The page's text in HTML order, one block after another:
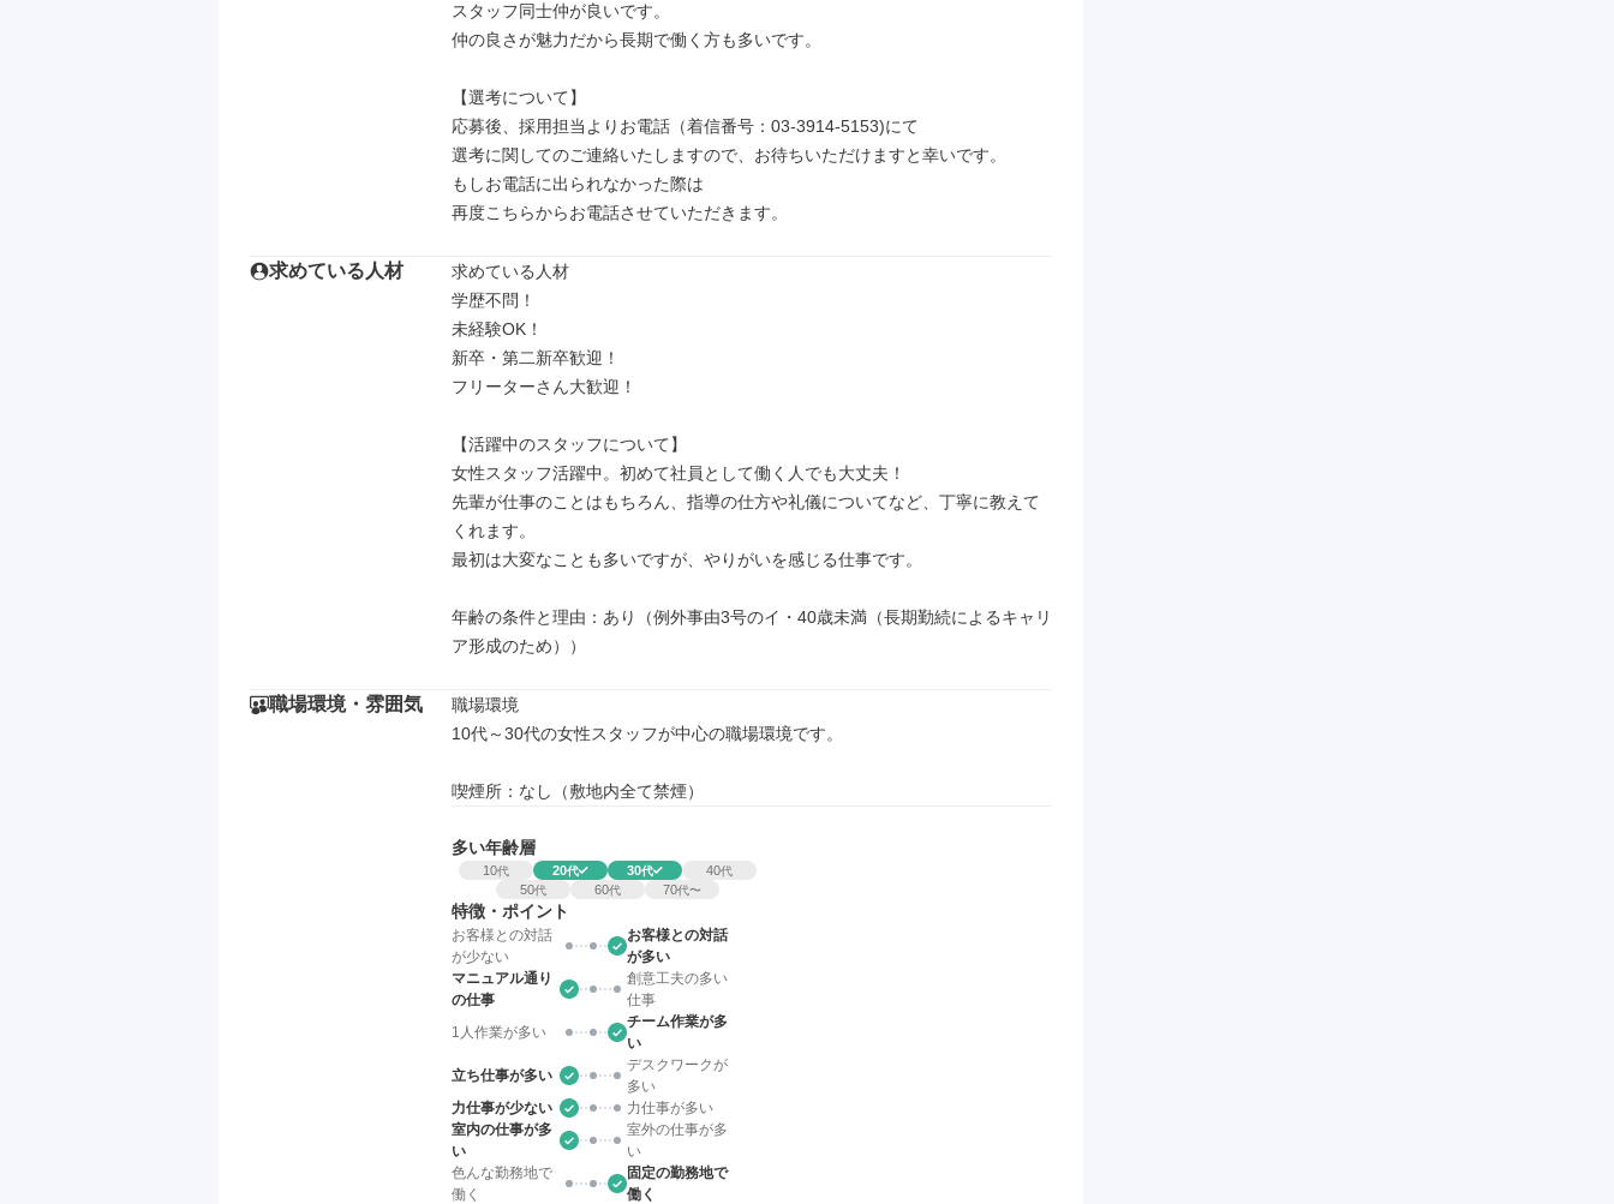
スタッフ同士仲が良いです。
仲の良さが魅力だから長期で働く方も多いです。
【選考について】
応募後、採用担当よりお電話（着信番号：03-3914-5153)にて
選考に関してのご連絡いたしますので、お待ちいただけますと幸いです。
もしお電話に出られなかった際は
再度こちらからお電話させていただきます。
求めている人材
求めている人材
学歴不問！
未経験OK！
新卒・第二新卒歓迎！
フリーターさん大歓迎！
【活躍中のスタッフについて】
女性スタッフ活躍中。初めて社員として働く人でも大丈夫！
先輩が仕事のことはもちろん、指導の仕方や礼儀についてなど、丁寧に教えて
くれます。
最初は大変なことも多いですが、やりがいを感じる仕事です。
年齢の条件と理由：あり（例外事由3号のイ・40歳未満（長期勤続によるキャリ
ア形成のため））
職場環境・雰囲気
職場環境
10代～30代の女性スタッフが中心の職場環境です。
喫煙所：なし（敷地内全て禁煙）
多い年齢層
10代 20代 30代 40代
50代 60代 70代〜
特徴・ポイント
お客様との対話
が少ない
お客様との対話
が多い
マニュアル通り
の仕事
創意工夫の多い
仕事
1人作業が多い
チーム作業が多
い
立ち仕事が多い
デスクワークが
多い
力仕事が少ない
力仕事が多い
室内の仕事が多
い
室外の仕事が多
い
色んな勤務地で
働く
固定の勤務地で
働く